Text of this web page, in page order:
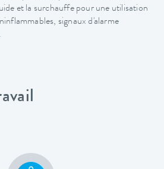
et la surchauffe pour une utilisation
signaux d'alarme